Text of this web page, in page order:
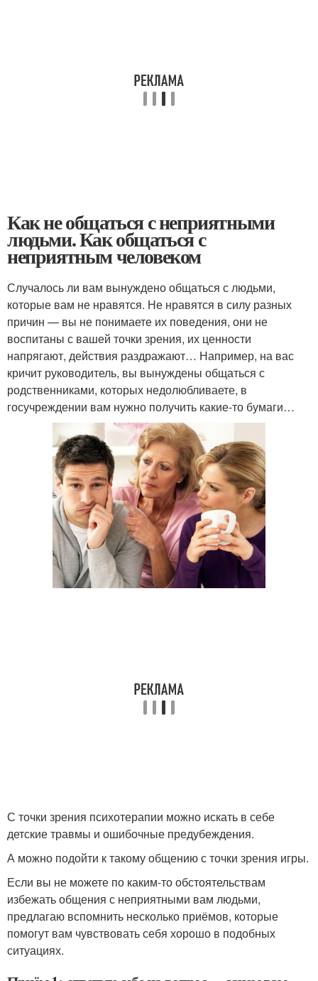
Как не общаться с неприятными
людьми. Как общаться с
неприятным человеком
Случалось ли вам вынуждено общаться с людьми,
которые вам не нравятся. Не нравятся в силу разных
причин — вы не понимаете их поведения, они не
воспитаны с вашей точки зрения, их ценности
напрягают, действия раздражают… Например, на вас
кричит руководитель, вы вынуждены общаться с
родственниками, которых недолюбливаете, в
госучреждении вам нужно получить какие-то бумаги…
С точки зрения психотерапии можно искать в себе
детские травмы и ошибочные предубеждения.
А можно подойти к такому общению с точки зрения игры.
Если вы не можете по каким-то обстоятельствам
избежать общения с неприятными вам людьми,
предлагаю вспомнить несколько приёмов, которые
помогут вам чувствовать себя хорошо в подобных
ситуациях.